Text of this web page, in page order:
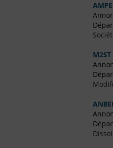
M2ST